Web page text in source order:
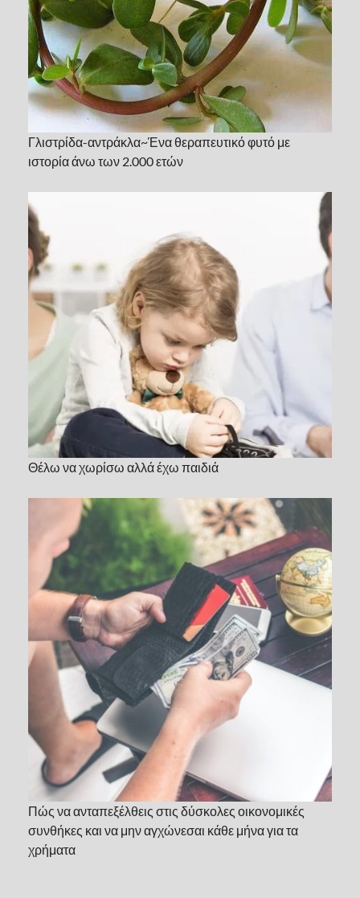
Γλιστρίδα-αντράκλα~Ένα θεραπευτικό φυτό με
ιστορία άνω των 2.000 ετών
Θέλω να χωρίσω αλλά έχω παιδιά
Πώς να ανταπεξέλθεις στις δύσκολες οικονομικές
συνθήκες και να μην αγχώνεσαι κάθε μήνα για τα
χρήματα